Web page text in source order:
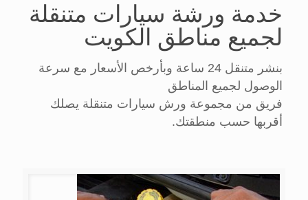
خدمة ورشة سيارات متنقلة
لجميع مناطق الكويت
بنشر متنقل 24 ساعة وبأرخص الأسعار مع سرعة
الوصول لجميع المناطق
فريق من مجموعة ورش سيارات متنقلة يصلك
أقربها حسب منطقتك.